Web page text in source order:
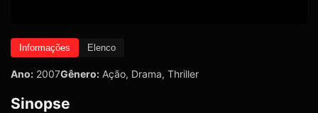
Informações Elenco
Ano: 2007Gênero: Ação, Drama, Thriller
Sinopse